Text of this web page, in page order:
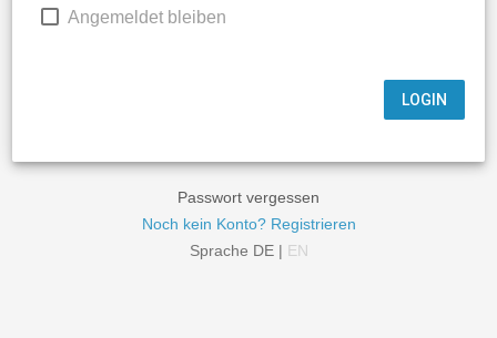
Angemeldet bleiben
LOGIN
Passwort vergessen
Noch kein Konto? Registrieren
Sprache DE | EN